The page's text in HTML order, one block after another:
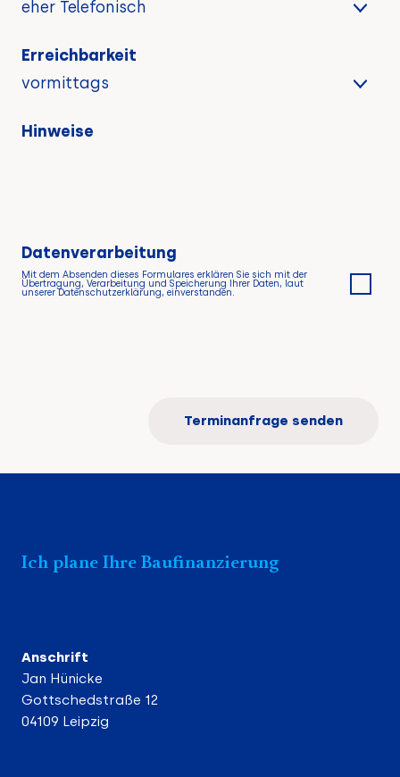
Erreichbarkeit
Hinweise
Mit dem Absenden dieses Formulares erklären Sie sich mit der
Übertragung, Verarbeitung und Speicherung Ihrer Daten, laut
unserer Datenschutzerklärung, einverstanden.
Datenverarbeitung
Terminanfrage senden
Ich plane Ihre Baufinanzierung
Anschrift
Jan Hünicke
Gottschedstraße 12
04109 Leipzig